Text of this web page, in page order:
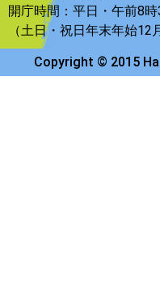
開庁時間：平日・午前8
（土日・祝日年末年始12
Copyright © 2015